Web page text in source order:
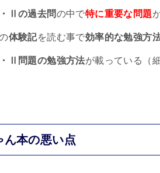
Ⅱの過去問の中で特に重要な問題
体験記を読む事で効率的な勉強方
Ⅱ問題の勉強方法が載っている（
ん本の悪い点